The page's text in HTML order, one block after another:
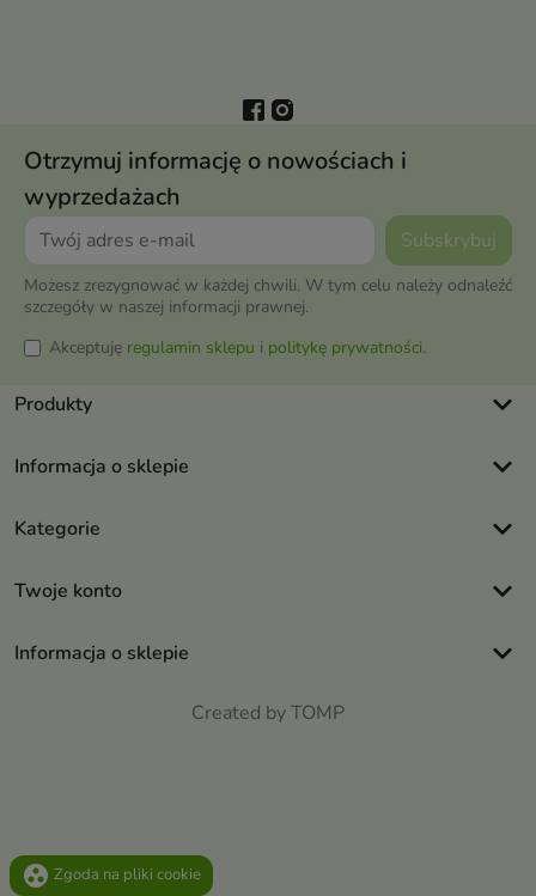
Otrzymuj informację o nowościach i
wyprzedażach
Możesz zrezygnować w każdej chwili. W tym celu należy odnaleźć
szczegóły w naszej informacji prawnej.
Akceptuję regulamin sklepu i politykę prywatności.
Produkty keyboard_arrow_down
Informacja o sklepie keyboard_arrow_down
Kategorie keyboard_arrow_down
Twoje konto keyboard_arrow_down
Informacja o sklepie keyboard_arrow_down
Created by TOMP
group_work Zgoda na pliki cookie